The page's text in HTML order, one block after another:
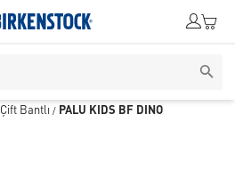
Çift Bantlı / PALU KIDS BF DINO